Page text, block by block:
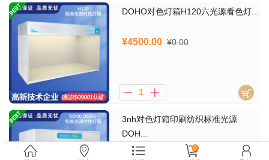
DOHO对色灯箱H120六光源看色灯...
¥4500.00 ¥0.00
3nh对色灯箱印刷纺织标准光源
DOH...
¥1300.00 ¥0.00 0